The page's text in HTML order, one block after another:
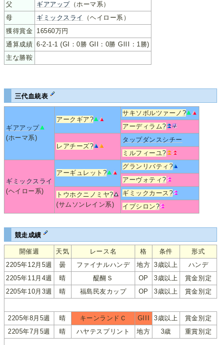
父
ギアアップ（ホーマ系）
母
ギミックスライ
（ヘイロー系）
獲得賞金 16560万円
通算成績 6-2-1-1 (GI：0勝 GII：0勝 GIII：1勝)
主な勝鞍
三代血統表
ギアアップ
(ホーマ系)
アークギア?
サキソボルツァーノ ?
アーディラム?
レアチーズ?
タップダンスシチー
ミルフィーユ?
ギミックスライ
(ヘイロー系)
アーギュレット ?
グランリバティ ?
アーヴォティ?
トウホクニノミヤ?
(サムソンレイン系)
ギミックカース ?
イプシロン?
競走成績
開催週 天気 レース名 格 条件 形式
2205年12月5週
曇 ファイナルハンデ 地方 3歳以上
ハンデ
2205年11月4週
晴 醍醐Ｓ OP 3歳以上
賞金別定
2205年10月3週
晴 福島民友カップ OP 3歳以上 賞金別定
2205年8月5週 晴 キーンランドＣ GIII 3歳以上
賞金別定
2205年7月5週
晴 ハヤテスプリント 地方 3歳 重賞別定